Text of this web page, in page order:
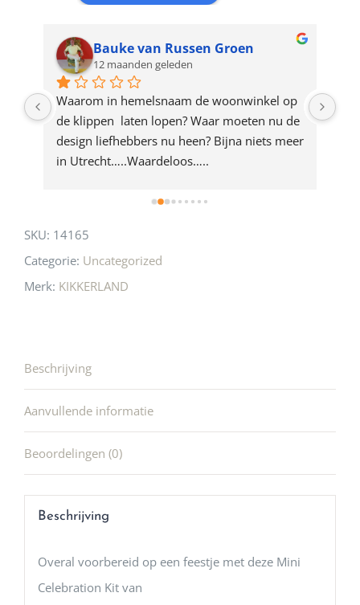
product
Bauke van Russen Groen
12 maanden geleden
Waarom in hemelsnaam de woonwinkel op
de klippen  laten lopen? Waar moeten nu de
design liefhebbers nu heen? Bijna niets meer
in Utrecht…..Waardeloos…..
SKU: 14165
Categorie: Uncategorized
Merk: KIKKERLAND
Beschrijving
Aanvullende informatie
Beoordelingen (0)
Beschrijving
Overal voorbereid op een feestje met deze Mini
Celebration Kit van